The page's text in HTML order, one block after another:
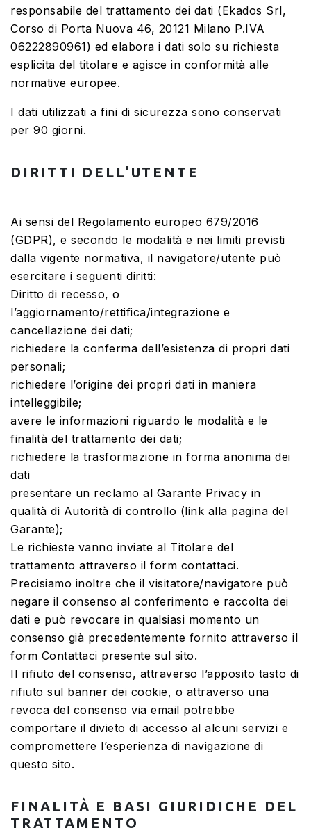
responsabile del trattamento dei dati (Ekados Srl,
Corso di Porta Nuova 46, 20121 Milano P.IVA
06222890961) ed elabora i dati solo su richiesta
esplicita del titolare e agisce in conformità alle
normative europee.
I dati utilizzati a fini di sicurezza sono conservati
per 90 giorni.
DIRITTI DELL’UTENTE
Ai sensi del Regolamento europeo 679/2016
(GDPR), e secondo le modalità e nei limiti previsti
dalla vigente normativa, il navigatore/utente può
esercitare i seguenti diritti:
Diritto di recesso, o
l’aggiornamento/rettifica/integrazione e
cancellazione dei dati;
richiedere la conferma dell’esistenza di propri dati
personali;
richiedere l’origine dei propri dati in maniera
intelleggibile;
avere le informazioni riguardo le modalità e le
finalità del trattamento dei dati;
richiedere la trasformazione in forma anonima dei
dati
presentare un reclamo al Garante Privacy in
qualità di Autorità di controllo (link alla pagina del
Garante);
Le richieste vanno inviate al Titolare del
trattamento attraverso il form contattaci.
Precisiamo inoltre che il visitatore/navigatore può
negare il consenso al conferimento e raccolta dei
dati e può revocare in qualsiasi momento un
consenso già precedentemente fornito attraverso il
form Contattaci presente sul sito.
Il rifiuto del consenso, attraverso l’apposito tasto di
rifiuto sul banner dei cookie, o attraverso una
revoca del consenso via email potrebbe
comportare il divieto di accesso al alcuni servizi e
compromettere l’esperienza di navigazione di
questo sito.
FINALITÀ E BASI GIURIDICHE DEL
TRATTAMENTO